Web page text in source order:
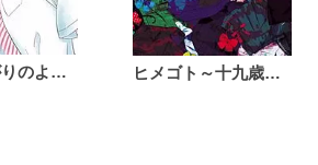
恋は雨上がりのように ヒメゴト～十九歳の制服～